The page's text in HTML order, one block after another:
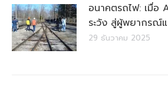
อนาคตรถไฟ: เมื่อ
ระวัง สู่ผู้พยากรณ์แ
29 ธันวาคม 2025